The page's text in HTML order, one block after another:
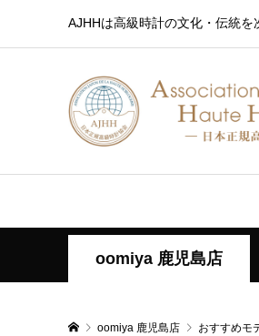
AJHHは高級時計の文化・伝統
oomiya 鹿児島店
oomiya 鹿児島店 おすすめモ